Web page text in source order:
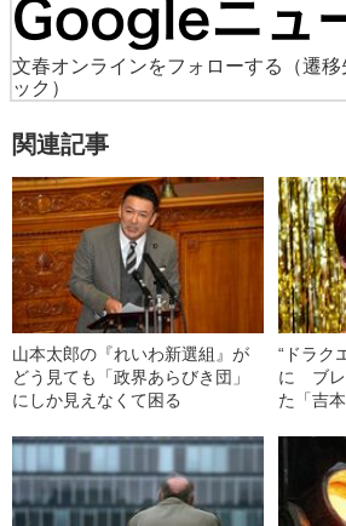
文春オンラインをフォローする
（遷
ック）
関連記事
山本太郎の『れいわ新選組』が
どう見ても「政界あらびき団」
にしか見えなくて困る
“ドラク
に ブレ
た「吉